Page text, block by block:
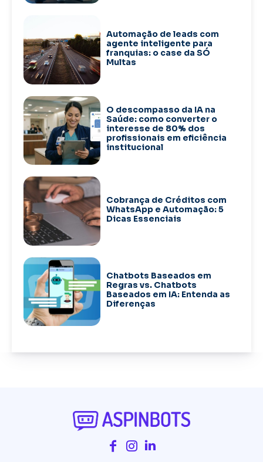
Automação de leads com
agente inteligente para
franquias: o case da SÓ
Multas
O descompasso da IA na
Saúde: como converter o
interesse de 80% dos
profissionais em eficiência
institucional
Cobrança de Créditos com
WhatsApp e Automação: 5
Dicas Essenciais
Chatbots Baseados em
Regras vs. Chatbots
Baseados em IA: Entenda as
Diferenças